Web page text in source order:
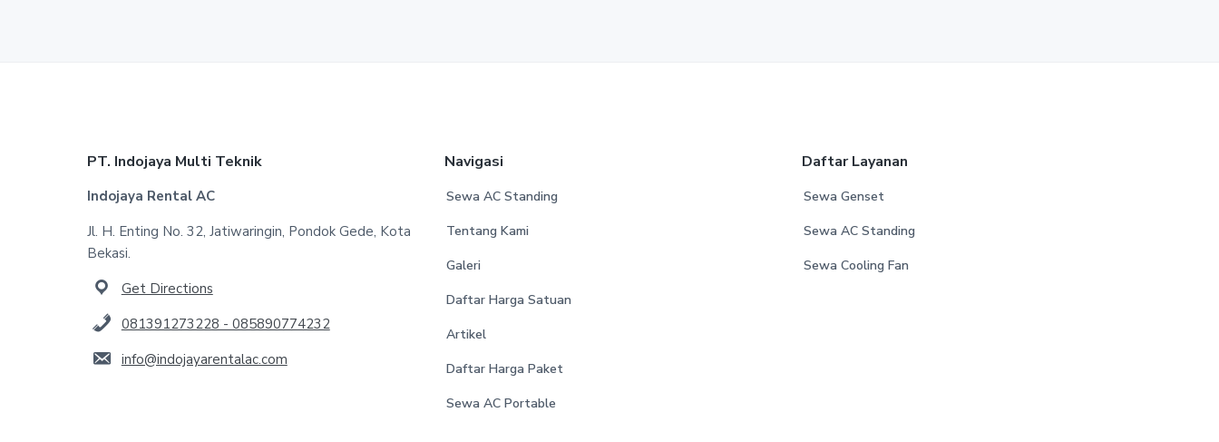
PT. Indojaya Multi Teknik
Indojaya Rental AC
Jl. H. Enting No. 32, Jatiwaringin, Pondok Gede, Kota
Bekasi.
Get Directions
081391273228 - 085890774232
info@indojayarentalac.com
Navigasi
Sewa AC Standing
Tentang Kami
Galeri
Daftar Harga Satuan
Artikel
Daftar Harga Paket
Sewa AC Portable
Daftar Layanan
Sewa Genset
Sewa AC Standing
Sewa Cooling Fan